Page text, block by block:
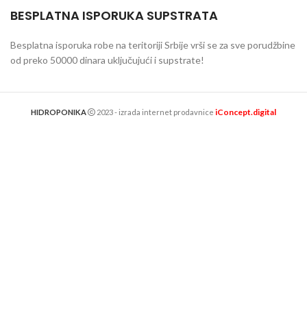
BESPLATNA ISPORUKA SUPSTRATA
Besplatna isporuka robe na teritoriji Srbije vrši se za sve porudžbine
od preko 50000 dinara uključujući i supstrate!
HIDROPONIKA 2023 - izrada internet prodavnice iConcept.digital